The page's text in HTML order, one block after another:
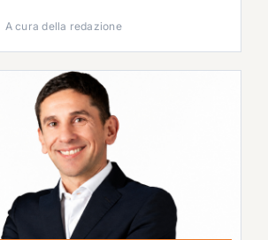
A cura della redazione